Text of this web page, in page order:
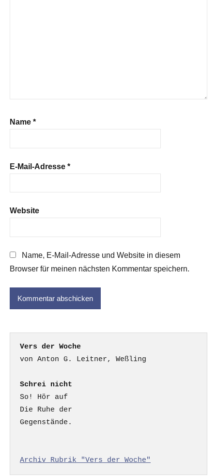
Name *
E-Mail-Adresse *
Website
Name, E-Mail-Adresse und Website in diesem
Browser für meinen nächsten Kommentar speichern.
Vers der Woche
Schrei nicht
So! Hör auf
Die Ruhe der
Gegenstände.
Archiv Rubrik "Vers der Woche"